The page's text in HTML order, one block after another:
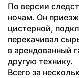
По версии
ночам. Он
цистерной,
перекачивал
в арендованный
другую технику.
Всего за